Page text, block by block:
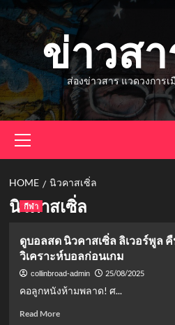
Skip
ข่าวส
ส่องข่าวสาร แวดวงการเ
Menu
HOME นิวคาสเซิ่ล
นิวคาสเซิ่ล
กีฬา
ดูบอลสด นิวคาสเซิ่ล ลิเวอร์พูล
วิเคราะห์บอลก่อนเกม
collinbroad-admin 25/08/2025
คอลูกหนังห้ามพลาด! ศ...
Read MoreRead